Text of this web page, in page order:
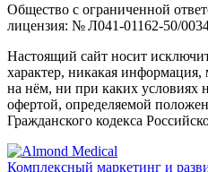
Общество с ограниченной
лицензия: № Л041-01162-50/
Настоящий сайт носит
характер, никакая
на нём, ни при каких условиях
офертой, определяемой
Гражданского кодекса
Комплексный маркетинг и